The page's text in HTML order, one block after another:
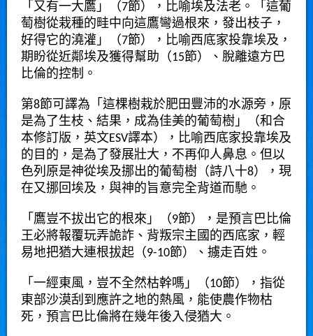
「又有一大鷹」（7節），比喻埃及法老。「這葡
萄樹從栽種的畦中向這鷹彎過根來，發出枝子，
好得它的澆灌」（7節），比喻西底家投靠埃及，
期盼從近鄰埃及獲得幫助（15節）、脫離遠方巴
比倫的控制。
第8節可譯為「這棵樹栽於肥田豐沛的水源旁，原
是為了生枝、結果，成為佳美的葡萄樹」（和合
本修訂版，英文ESV譯本），比喻西底家投靠埃及
的目的，是為了發展壯大，不再仰人鼻息。但以
色列原是神從埃及挪出的葡萄樹（詩八十8），現
在又挪回埃及，與神的旨意完全背道而馳。
「鷹豈不拔出它的根來」（9節），是預言巴比倫
王必將報覆玩弄詭詐、背叛宗主國的西底家，輕
易地把猶大連根拔起（9-10節）、擄走百姓。
「一經東風，豈不全然枯幹嗎」（10節），指從
東部沙漠刮到應許之地的熱風，能使農作物枯
死，預言巴比倫將在幾年後入侵猶大。